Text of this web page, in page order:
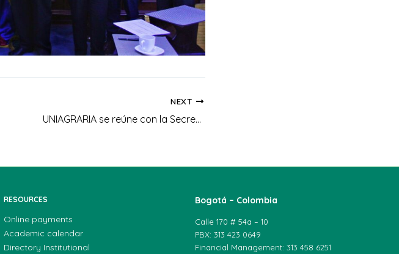
NEXT
UNIAGRARIA se reúne con la Secretaría Distrital de Desarrollo Económico de Bogotá para fortalecer la colaboración en temas de ruralidad y desarrollo
RESOURCES
Online payments
Academic calendar
Directory Institutional
Bogotá – Colombia
Calle 170 # 54a – 10
PBX: 313 423 0649
Financial Management: 313 458 6251